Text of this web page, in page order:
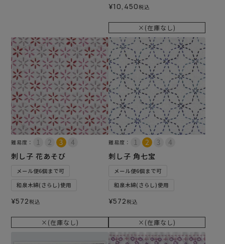
¥10,450税込
×(在庫なし)
難易度：
刺し子 花あそび
メール便6個まで可
和泉木綿(さらし)使用
¥572税込
×(在庫なし)
難易度：
刺し子 角七宝
メール便6個まで可
和泉木綿(さらし)使用
¥572税込
×(在庫なし)